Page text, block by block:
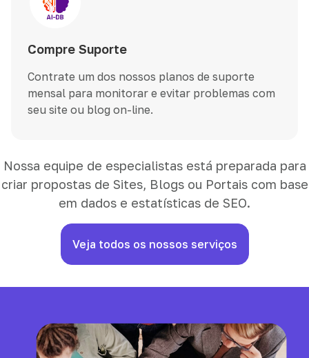
Compre Suporte
Contrate um dos nossos planos de suporte
mensal para monitorar e evitar problemas com
seu site ou blog on-line.
Nossa equipe de especialistas está preparada para
criar propostas de Sites, Blogs ou Portais com base
em dados e estatísticas de SEO.
Veja todos os nossos serviços